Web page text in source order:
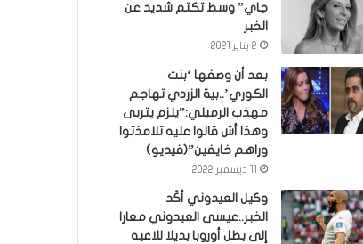
جاي” وسط تكتم شديد عن
الخبر
2 يناير 2021
بعد أن وصفها ‘بنت
الكوري’..بية الزردي تهاجم
مهذب الرميلي:”يلزم يتربى
وهذا أش قالوا عليه تلامذتوا
وراهم خايفين”(فيديو)
وكيل العيدوني أكّد
الخبر..عيسى العيدوني معارا
إلى بطل أوروبا بديلا للاعبه